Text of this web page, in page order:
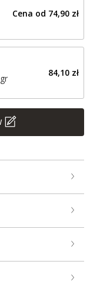
Cena od 74,90 zł
84,10 zł